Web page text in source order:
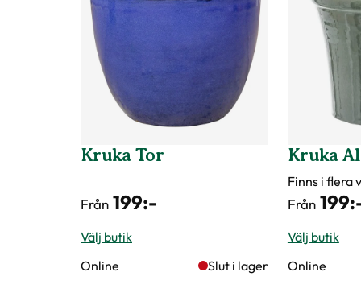
Kruka Tor
Från 199:-
Välj butik
Online
Slut i lager
Kruka
Finns i flera
Från 199
Välj butik
Online